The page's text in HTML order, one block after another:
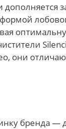
они
бренда —